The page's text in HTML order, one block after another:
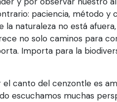
paciencia, método y
la naturaleza no está
no solo caminos para
Importa para la
el canto del cenzontle es
escuchamos muchas